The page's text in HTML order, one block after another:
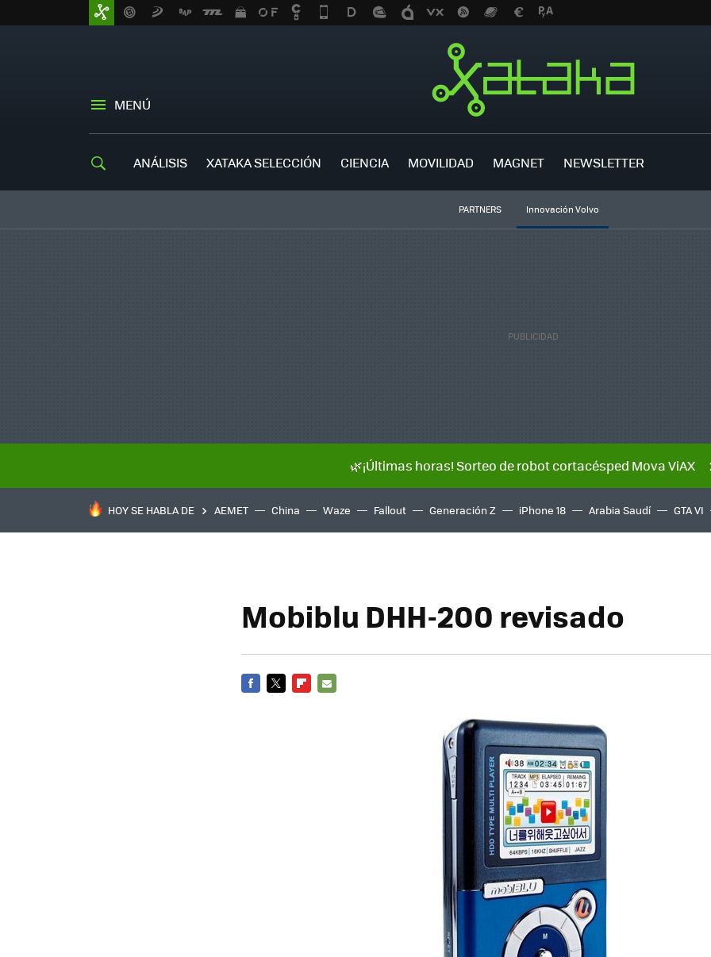
MENÚ
ANÁLISIS XATAKA SELECCIÓN CIENCIA MOVILIDAD MAGNET NEWSLETTER
PARTNERS Innovación Volvo
🌿¡Últimas horas! Sorteo de robot cortacésped Mova ViAX
HOY SE HABLA DE AEMET China Waze Fallout Generación Z iPhone 18 Arabia Saudí GTA VI
Mobiblu DHH-200 revisado